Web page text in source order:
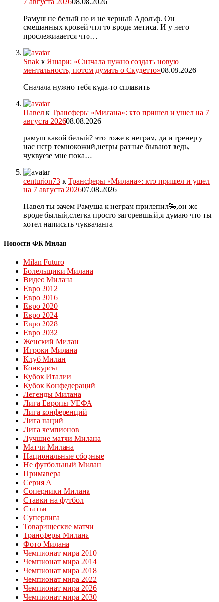
7 августа 202608.08.2026
Рамуш не белый но и не черный Адольф. Он
смешанных кровей чтл то вроде метиса. И у него
прослежиаается что…
Snak к Яшари: «Сначала нужно создать новую
ментальность, потом думать о Скудетто»08.08.2026
Сначала нужно тебя куда-то сплавить
Павел к Трансферы «Милана»: кто пришел и ушел на 7
августа 202608.08.2026
рамуш какой белый? это тоже к неграм, да и тренер у
нас негр темнокожий,негры разные бывают ведь,
чуквуезе мне пока…
centurion73 к Трансферы «Милана»: кто пришел и ушел
на 7 августа 202607.08.2026
Павел ты зачем Рамуша к неграм прилепил🤣,он же
вроде былый,слегка просто загоревшый,я думаю что ты
хотел написать чуквачанга
Новости ФК Милан
Milan Futuro
Болельщики Милана
Видео Милана
Евро 2012
Евро 2016
Евро 2020
Евро 2024
Евро 2028
Евро 2032
Женский Милан
Игроки Милана
Клуб Милан
Конкурсы
Кубок Италии
Кубок Конфедераций
Легенды Милана
Лига Европы УЕФА
Лига конференций
Лига наций
Лига чемпионов
Лучшие матчи Милана
Матчи Милана
Национальные сборные
Не футбольный Милан
Примавера
Серия А
Соперники Милана
Ставки на футбол
Статьи
Суперлига
Товарищеские матчи
Трансферы Милана
Фото Милана
Чемпионат мира 2010
Чемпионат мира 2014
Чемпионат мира 2018
Чемпионат мира 2022
Чемпионат мира 2026
Чемпионат мира 2030